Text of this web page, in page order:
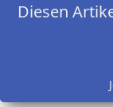
Diesen